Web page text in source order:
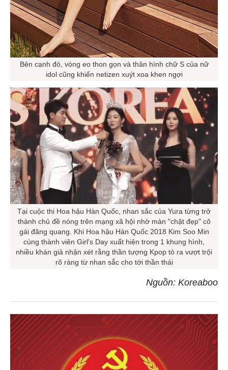
Bên cạnh đó, vòng eo thon gọn và thân hình chữ S của nữ
idol cũng khiến netizen xuýt xoa khen ngợi
Tại cuộc thi Hoa hậu Hàn Quốc, nhan sắc của Yura từng trở
thành chủ đề nóng trên mạng xã hội nhờ màn "chặt đẹp" cô
gái đăng quang. Khi Hoa hậu Hàn Quốc 2018 Kim Soo Min
cùng thành viên Girl's Day xuất hiện trong 1 khung hình,
nhiều khán giả nhận xét rằng thần tượng Kpop tỏ ra vượt trội
rõ ràng từ nhan sắc cho tới thần thái
Nguồn: Koreaboo